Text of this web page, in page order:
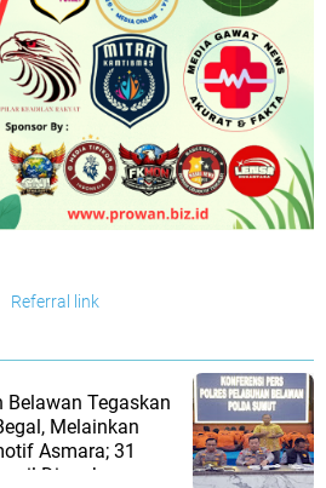
Referral link
Belawan Tegaskan
Melainkan
Asmara; 31
Diungkap